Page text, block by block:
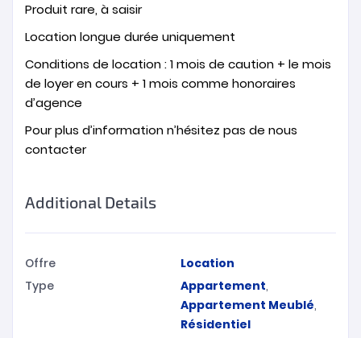
Produit rare, à saisir
Location longue durée uniquement
Conditions de location : 1 mois de caution + le mois
de loyer en cours + 1 mois comme honoraires
d’agence
Pour plus d’information n’hésitez pas de nous
contacter
Additional Details
Offre
Location
Type
Appartement,
Appartement Meublé,
Résidentiel